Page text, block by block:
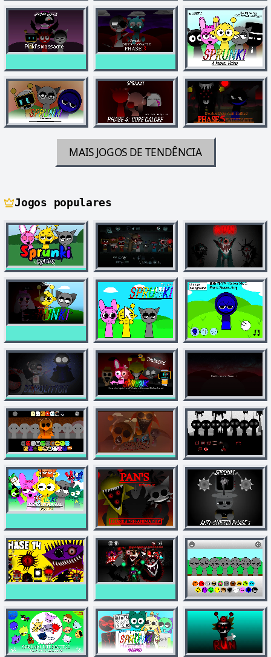
MAIS JOGOS DE TENDÊNCIA
Jogos populares